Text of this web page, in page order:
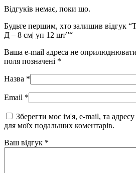
Відгуків немає, поки що.
Будьте першим, хто залишив відгук
Д – 8 см| уп 12 шт”“
Ваша e-mail адреса не
поля позначені *
Назва *
Email *
Зберегти моє ім'я, e-mail, та
для моїх подальших коментарів.
Ваш відгук *